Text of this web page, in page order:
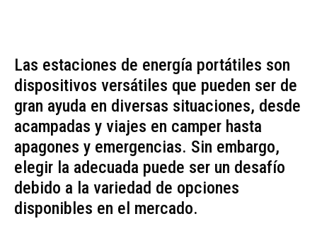
Las estaciones de energía portátiles son
dispositivos versátiles que pueden ser de
gran ayuda en diversas situaciones, desde
acampadas y viajes en camper hasta
apagones y emergencias. Sin embargo,
elegir la adecuada puede ser un desafío
debido a la variedad de opciones
disponibles en el mercado.